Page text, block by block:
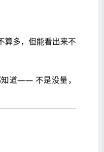
算多，但能看出来不
道—— 不是没量，